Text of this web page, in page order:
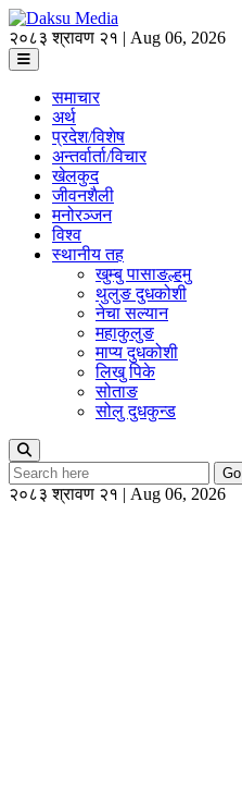
२०८३ श्रावण २१ | Aug 06, 2026
समाचार
अर्थ
प्रदेश/विशेष
अन्तर्वार्ता/विचार
खेलकुद
जीवनशैली
मनोरञ्जन
विश्व
स्थानीय तह
खुम्बु पासाङल्हमु
थुलुङ दुधकोशी
नेचा सल्यान
महाकुलुङ
माप्य दुधकोशी
लिखु पिके
सोताङ
सोलु दुधकुन्ड
Go
२०८३ श्रावण २१ | Aug 06, 2026